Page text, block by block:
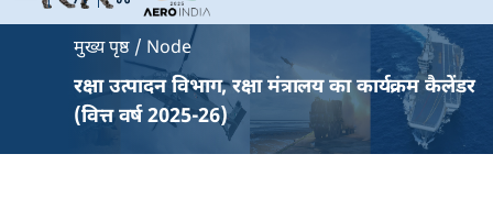
मुख्य पृष्ठ Node
रक्षा उत्पादन विभाग, रक्षा मंत्रालय का कार्यक्रम कैलेंडर
(वित्त वर्ष 2025-26)